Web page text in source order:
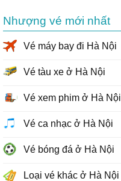
Nhượng vé mới nhất
Vé máy bay đi Hà Nội
Vé tàu xe ở Hà Nội
Vé xem phim ở Hà Nội
Vé ca nhạc ở Hà Nội
Vé bóng đá ở Hà Nội
Loại vé khác ở Hà Nội